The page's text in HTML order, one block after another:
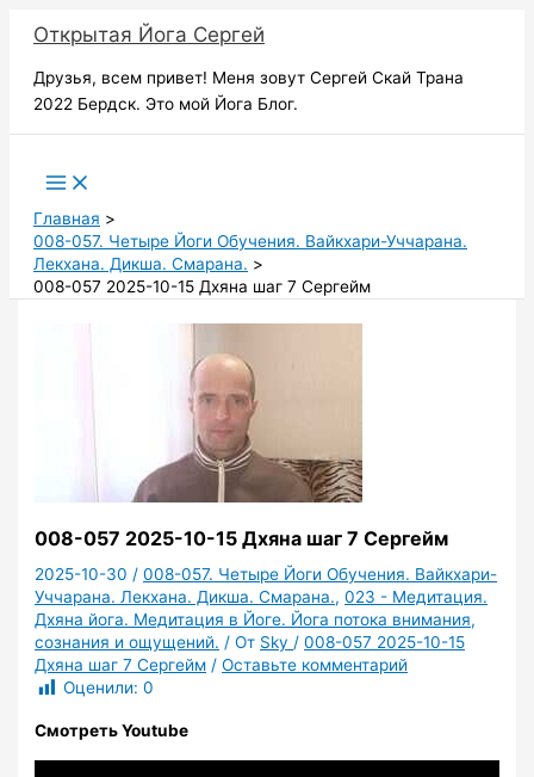
содержимому
Открытая Йога Сергей
Друзья, всем привет! Меня зовут Сергей Скай Трана
2022 Бердск. Это мой Йога Блог.
Главная
008-057. Четыре Йоги Обучения. Вайкхари-Уччарана.
Лекхана. Дикша. Смарана.
008-057 2025-10-15 Дхяна шаг 7 Сергейм
008-057 2025-10-15 Дхяна шаг 7 Сергейм
2025-10-30/008-057. Четыре Йоги Обучения. Вайкхари-
Уччарана. Лекхана. Дикша. Смарана.,023 - Медитация.
Дхяна йога. Медитация в Йоге. Йога потока внимания,
сознания и ощущений. / От Sky/008-057 2025-10-15
Дхяна шаг 7 Сергейм /Оставьте комментарий
Оценили: 0
Смотреть Youtube